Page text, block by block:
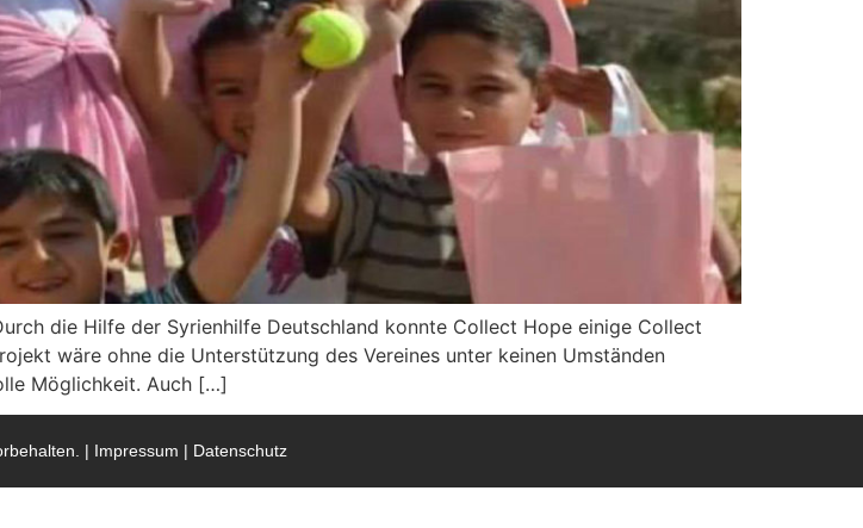
die Hilfe der Syrienhilfe Deutschland konnte Collect Hope einige Collect
wäre ohne die Unterstützung des Vereines unter keinen Umständen
Möglichkeit. Auch […]
| Impressum | Datenschutz